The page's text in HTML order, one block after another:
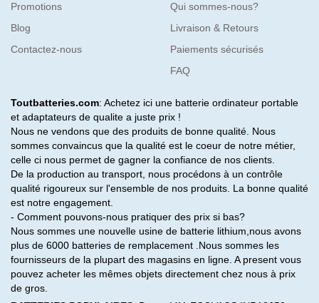
Promotions
Blog
Contactez-nous
Qui sommes-nous?
Livraison & Retours
Paiements sécurisés
FAQ
Toutbatteries.com: Achetez ici une batterie ordinateur portable
et adaptateurs de qualite a juste prix !
Nous ne vendons que des produits de bonne qualité. Nous
sommes convaincus que la qualité est le coeur de notre métier,
celle ci nous permet de gagner la confiance de nos clients.
De la production au transport, nous procédons à un contrôle
qualité rigoureux sur l'ensemble de nos produits. La bonne qualité
est notre engagement.
- Comment pouvons-nous pratiquer des prix si bas?
Nous sommes une nouvelle usine de batterie lithium,nous avons
plus de 6000 batteries de remplacement .Nous sommes les
fournisseurs de la plupart des magasins en ligne. A present vous
pouvez acheter les mêmes objets directement chez nous à prix
de gros.